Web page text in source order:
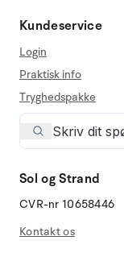
Kundeservice
Login
Praktisk info
Tryghedspakke
Sol og Strand
CVR-nr 10658446
Kontakt os